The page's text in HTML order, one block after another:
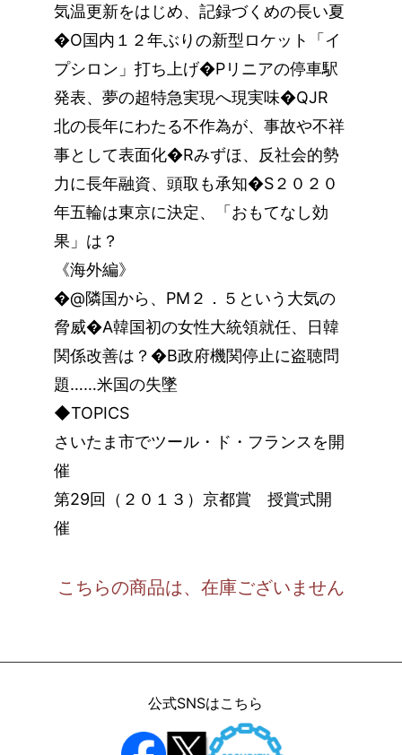
気温更新をはじめ、記録づくめの長い夏
�O国内１２年ぶりの新型ロケット「イ
プシロン」打ち上げ�Pリニアの停車駅
発表、夢の超特急実現へ現実味�QJR
北の長年にわたる不作為が、事故や不祥
事として表面化�Rみずほ、反社会的勢
力に長年融資、頭取も承知�S２０２０
年五輪は東京に決定、「おもてなし効
果」は？
《海外編》
�@隣国から、PM２．５という大気の
脅威�A韓国初の女性大統領就任、日韓
関係改善は？�B政府機関停止に盗聴問
題……米国の失墜
◆TOPICS
さいたま市でツール・ド・フランスを開
催
第29回（２０１３）京都賞 授賞式開
催
こちらの商品は、在庫ございません
公式SNSはこちら